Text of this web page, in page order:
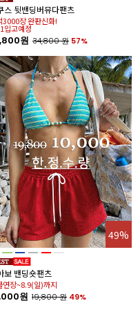
스 뒷밴딩버뮤다팬츠
3000장 완판신화!
입고예정
원 34,800원 57%
49%
보 밴딩숏팬츠
연장~8.9(일)까지
원 19,800원 49%